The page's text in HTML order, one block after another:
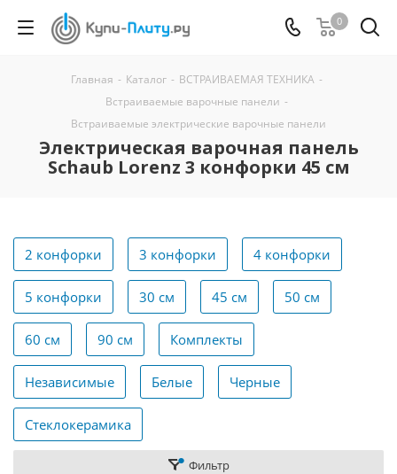
0
Главная - Каталог - ВСТРАИВАЕМАЯ ТЕХНИКА -
Встраиваемые варочные панели -
Встраиваемые электрические варочные панели
Электрическая варочная панель
Schaub Lorenz 3 конфорки 45 см
2 конфорки 3 конфорки 4 конфорки
5 конфорки 30 см 45 см 50 см
60 см 90 см Комплекты
Независимые Белые Черные
Стеклокерамика
Фильтр